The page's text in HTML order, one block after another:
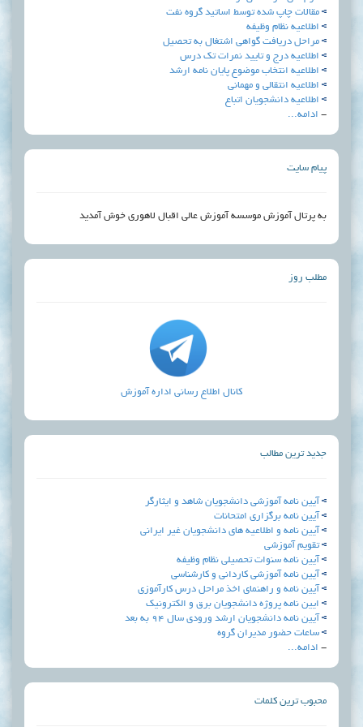
توسط اساتید گروه نفت
گواهی اشتغال به تحصیل
و تایید نمرات تک درس
موضوع پايان نامه ارشد
و مهماني
اتباع
موسسه آموزش عالی اقبال لاهوری خوش آمدید
کانال اطلاع رسانی اداره آموزش
دانشجویان شاهد و ایثارگر
امتحانات
های دانشجویان غیر ایرانی
تحصیلی نظام وظیفه
کاردانی و کارشناسی
اخذ مراحل درس کارآموزی
دانشجویان برق و الکترونیک
ارشد ورودی سال 94 به بعد
مدیران گروه